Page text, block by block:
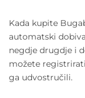
Kada kupite
automatski
negdje drugdje i
možete
ga udvostručili.